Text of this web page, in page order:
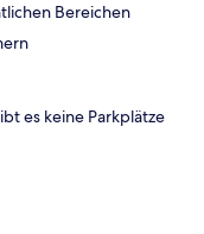
Bereichen
es keine Parkplätze